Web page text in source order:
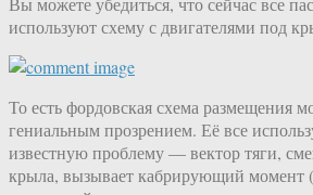
используют схему с двигателями под
То есть фордовская схема размещения
гениальным прозрением. Её все
известную проблему — вектор тяги,
крыла, вызывает кабрирующий момент